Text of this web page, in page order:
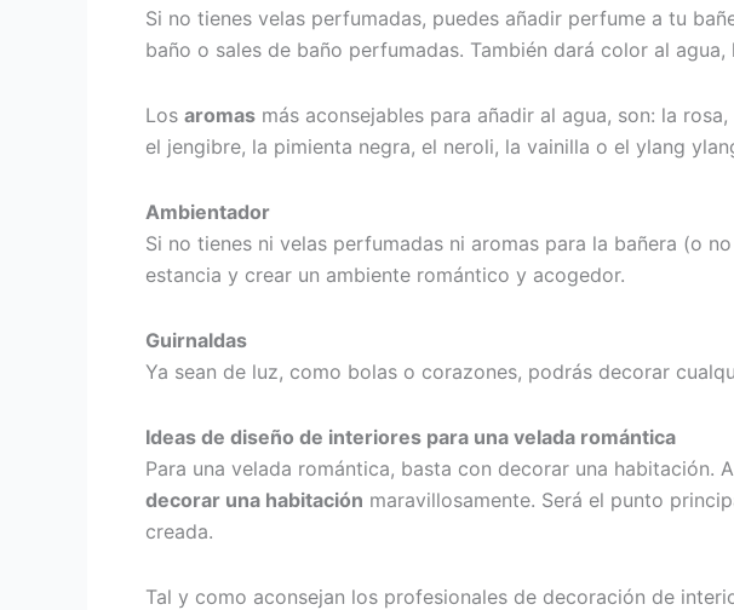
Si no tienes velas perfumadas, puedes añadir perfume a tu
baño o sales de baño perfumadas. También dará color al
Los aromas más aconsejables para añadir al agua, son: la
el jengibre, la pimienta negra, el neroli, la vainilla o el ylang
Ambientador
Si no tienes ni velas perfumadas ni aromas para la bañera (o
estancia y crear un ambiente romántico y acogedor.
Guirnaldas
Ya sean de luz, como bolas o corazones, podrás decorar
Ideas de diseño de interiores para una velada romántica
Para una velada romántica, basta con decorar una habitación.
decorar una habitación maravillosamente. Será el punto
creada.
Tal y como aconsejan los profesionales de decoración de